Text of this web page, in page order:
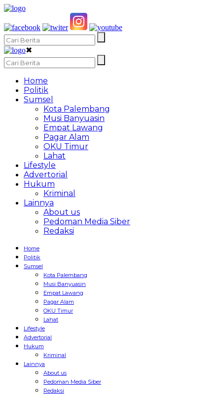
✖
Home
Politik
Sumsel
Kota Palembang
Musi Banyuasin
Empat Lawang
Pagar Alam
OKU Timur
Lahat
Lifestyle
Advertorial
Hukum
Kriminal
Lainnya
About us
Pedoman Media Siber
Redaksi
Home
Politik
Sumsel
Kota Palembang
Musi Banyuasin
Empat Lawang
Pagar Alam
OKU Timur
Lahat
Lifestyle
Advertorial
Hukum
Kriminal
Lainnya
About us
Pedoman Media Siber
Redaksi